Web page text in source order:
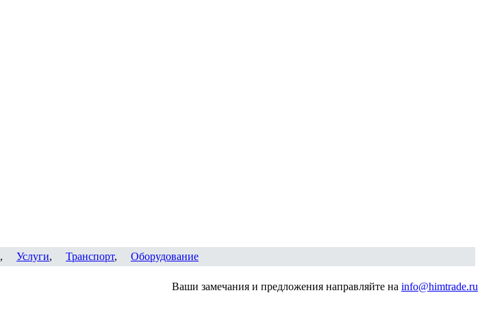
, Услуги, Транспорт, Оборудование
Ваши замечания и предложения направляйте на info@himtrade.ru